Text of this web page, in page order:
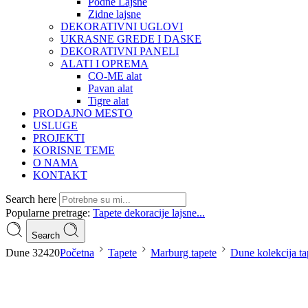
Zidne lajsne
DEKORATIVNI UGLOVI
UKRASNE GREDE I DASKE
DEKORATIVNI PANELI
ALATI I OPREMA
CO-ME alat
Pavan alat
Tigre alat
PRODAJNO MESTO
USLUGE
PROJEKTI
KORISNE TEME
O NAMA
KONTAKT
Search here
Popularne pretrage: Tapete dekoracije lajsne...
Search
Dune 32420Početna Tapete Marburg tapete Dune kolekcija